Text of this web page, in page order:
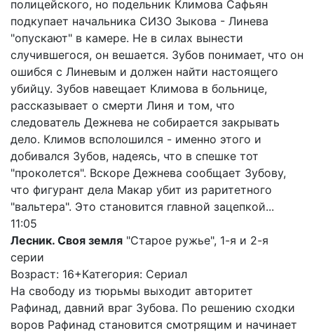
полицейского, но подельник Климова Сафьян
подкупает начальника СИЗО Зыкова - Линева
"опускают" в камере. Не в силах вынести
случившегося, он вешается. Зубов понимает, что он
ошибся с Линевым и должен найти настоящего
убийцу. Зубов навещает Климова в больнице,
рассказывает о смерти Линя и том, что
следователь Дежнева не собирается закрывать
дело. Климов всполошился - именно этого и
добивался Зубов, надеясь, что в спешке тот
"проколется". Вскоре Дежнева сообщает Зубову,
что фигурант дела Макар убит из раритетного
"вальтера". Это становится главной зацепкой...
11:05
Лесник. Своя земля "Старое ружье", 1-я и 2-я
серии
Возраст: 16+Категория: Сериал
На свободу из тюрьмы выходит авторитет
Рафинад, давний враг Зубова. По решению сходки
воров Рафинад становится смотрящим и начинает